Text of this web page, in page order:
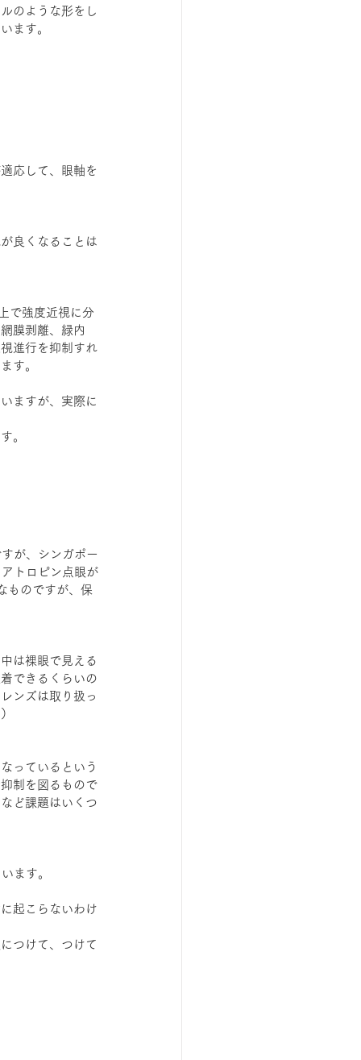
のような形をし
ます。
応して、眼軸を
良くなることは
で強度近視に分
膜剥離、緑内
進行を抑制すれ
す。
ますが、実際に
。
が、シンガポー
トロピン点眼が
ものですが、保
は裸眼で見える
できるくらいの
ンズは取り扱っ
っているという
制を図るもので
ど課題はいくつ
ます。
起こらないわけ
つけて、つけて